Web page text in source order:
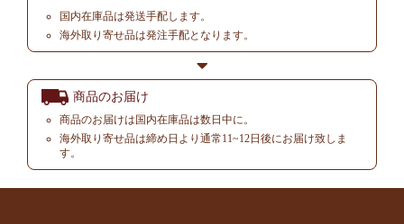
国内在庫品は発送手配します。
海外取り寄せ品は発注手配となります。
商品のお届け
商品のお届けは国内在庫品は数日中に。
海外取り寄せ品は締め日より通常11~12日後にお届け致しま
す。